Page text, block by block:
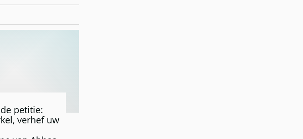
de petitie:
verhef uw